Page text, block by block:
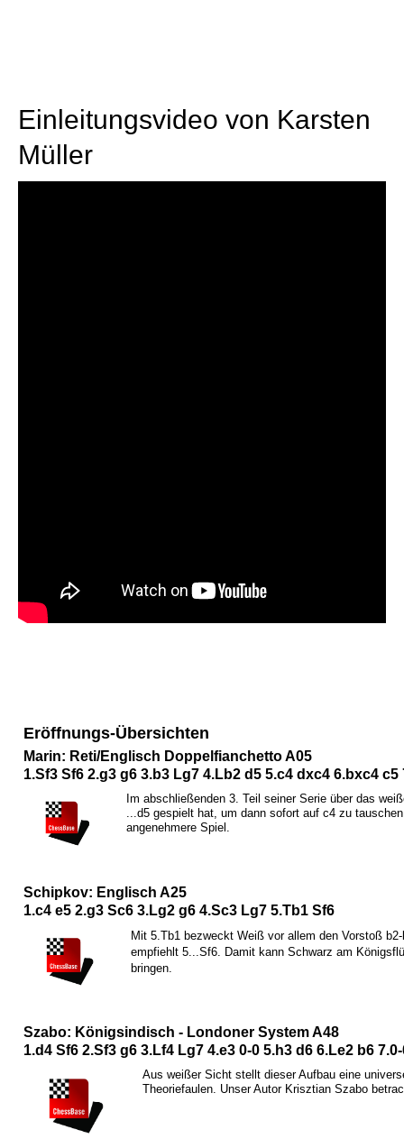
Einleitungsvideo von Karsten
Müller
Eröffnungs-Übersichten
Marin: Reti/Englisch Doppelfianchetto A05
1.Sf3 Sf6 2.g3 g6 3.b3 Lg7 4.Lb2 d5 5.c4 dxc4 6.bxc4 c5
Im abschließenden 3. Teil seiner Serie über das
...d5 gespielt hat, um dann sofort auf c4 zu
angenehmere Spiel.
Schipkov: Englisch A25
1.c4 e5 2.g3 Sc6 3.Lg2 g6 4.Sc3 Lg7 5.Tb1 Sf6
Mit 5.Tb1 bezweckt Weiß vor allem den Vorstoß
empfiehlt 5...Sf6. Damit kann Schwarz am
bringen.
Szabo: Königsindisch - Londoner System A48
1.d4 Sf6 2.Sf3 g6 3.Lf4 Lg7 4.e3 0-0 5.h3 d6 6.Le2 b6
Aus weißer Sicht stellt dieser Aufbau eine
Theoriefaulen. Unser Autor Krisztian Szabo